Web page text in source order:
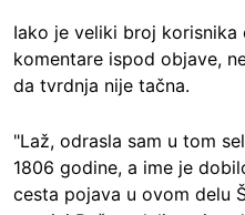
Iako je veliki broj
komentare ispod objave,
da tvrdnja nije tačna.
"Laž, odrasla sam u tom
1806 godine, a ime je
cesta pojava u ovom delu